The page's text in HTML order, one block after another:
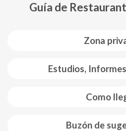
Zona
Estudios,
Como
Buzón de
Guía de